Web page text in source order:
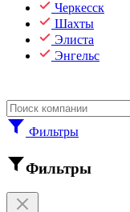
Черкесск
Шахты
Элиста
Энгельс
Фильтры
Фильтры